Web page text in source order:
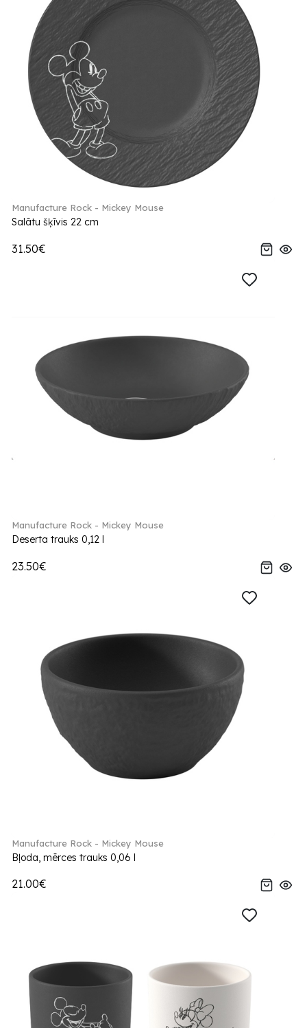
Manufacture Rock - Mickey Mouse
Salātu šķīvis 22 cm
31.50€
Manufacture Rock - Mickey Mouse
Deserta trauks 0,12 l
23.50€
Manufacture Rock - Mickey Mouse
Bļoda, mērces trauks 0,06 l
21.00€